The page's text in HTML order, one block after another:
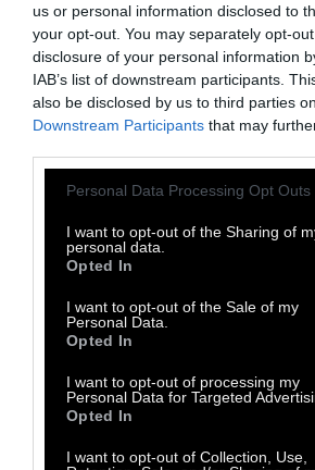
us or personal information disclosed to
your opt-out. You may separately opt-
disclosure of your personal information
IAB’s list of downstream participants.
also be disclosed by us to third parties
Downstream Participants that may
Personal Data Processing Opt Outs
I want to opt-out of the Sharing of
personal data.
Opted In
I want to opt-out of the Sale of my
Personal Data.
Opted In
I want to opt-out of processing my
Personal Data for Targeted
Opted In
I want to opt-out of Collection, Use,
Πανεπιστημιακής Αστυνομίας
ότι«αποτελεί
κατασταλτικής μανίας της
που βάζει στο στόχαστρο
και ειδικά τη νεολαία με
μπλοκαριστεί κάθε κίνηση
πολιτικές της κυβέρνησης.
συνέχεια της κατάργησης
της χυδαίας καταπάτησης
δυνάμεις καταστολής
διάστημα μπλοκάρουν την
πολιτική στην εκπαίδευση
καθίστανται τροφοδότης